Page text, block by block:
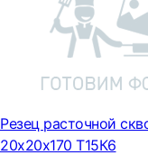
Резец расточной
20х20х170 Т15К6